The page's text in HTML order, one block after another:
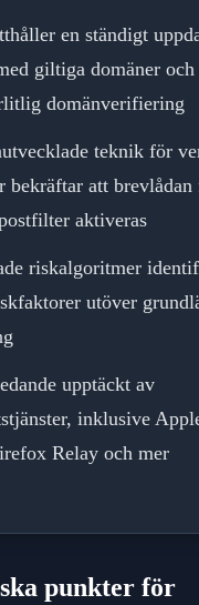
en ständigt
giltiga domäner
domänverifiering
teknik för
bekräftar att brevlådan
aktiveras
riskalgoritmer
utöver
upptäckt av
inklusive
Relay och mer
punkter för